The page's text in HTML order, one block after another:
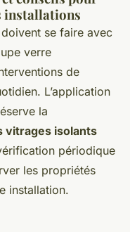
installations
doivent se faire avec
verre
de
L’application
la
vitrages isolants
périodique
les propriétés
installation.